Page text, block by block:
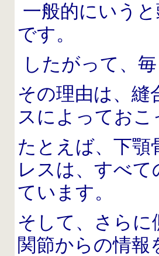
一般的にいう
です。
したがって、
その理由は、縫
スによってお
たとえば、下顎
レスは、すべ
ています。
そして、さらに
関節からの情報